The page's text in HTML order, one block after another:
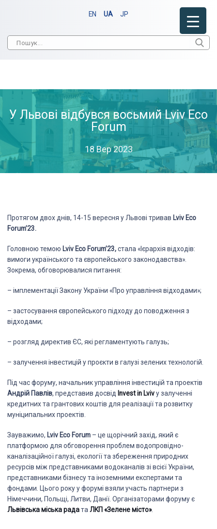
EN UA JP
У Львові відбувся восьмий Lviv Eco
Forum
18 Вер 2023
Протягом двох днів, 14-15 вересня у Львові тривав Lviv Eco
Forum’23.
Головною темою Lviv Eco Forum’23,стала «Ієрархія відходів:
вимоги українського та європейського законодавства».
Зокрема, обговорювалися питання:
– імплементації Закону України «Про управління відходами»;
– застосування європейського підходу до поводження з
відходами;
– розгляд директив ЄС, які регламентують галузь;
– залучення інвестицій у проєкти в галузі зелених технологій.
Під час форуму, начальник управління інвестицій та проектів
Андрій Павлів, представив досвід Invest in Lvivу залученні
кредитних та грантових коштів для реалізації та розвитку
муніципальних проектів.
Зауважимо, Lviv Eco Forum – це щорічний захід, який є
платформою для обговорення проблем водопровідно-
каналізаційної галузі, екології та збереження природних
ресурсів між представниками водоканалів зі всієї України,
представниками бізнесу та іноземними експертами та
фондами. Цього року у форумі взяли участь партнери з
Німеччини, Польщі, Литви, Данії. Організаторами форуму є
Львівська міська радата ЛКП «Зелене місто».